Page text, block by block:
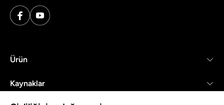
Ürün
Kaynaklar